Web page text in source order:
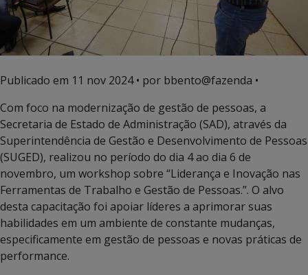
Publicado em 11 nov 2024• por bbento@fazenda •
Com foco na modernização de gestão de pessoas, a
Secretaria de Estado de Administração (SAD), através da
Superintendência de Gestão e Desenvolvimento de Pessoas
(SUGED), realizou no período do dia 4 ao dia 6 de
novembro, um workshop sobre “Liderança e Inovação nas
Ferramentas de Trabalho e Gestão de Pessoas.”. O alvo
desta capacitação foi apoiar líderes a aprimorar suas
habilidades em um ambiente de constante mudanças,
especificamente em gestão de pessoas e novas práticas de
performance.